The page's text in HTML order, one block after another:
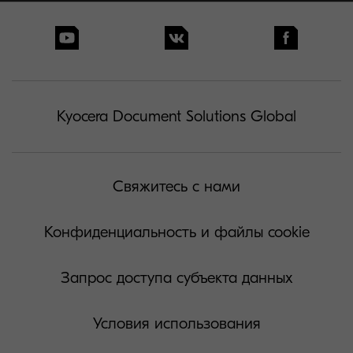
Kyocera Document Solutions Global
Свяжитесь с нами
Конфиденциальность и файлы cookie
Запрос доступа субъекта данных
Условия использования